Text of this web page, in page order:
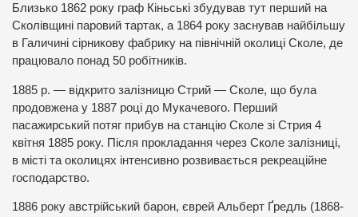
Близько 1862 року граф Кіньські збудував тут перший на
Сколівщині паровий тартак, а 1864 року заснував найбільшу
в Галичині сірникову фабрику на північній околиці Сколе, де
працювало понад 50 робітників.
1885 р. — відкрито залізницю Стрий — Сколе, що була
продовжена у 1887 році до Мукачевого. Перший
пасажирський потяг прибув на станцію Сколе зі Стрия 4
квітня 1885 року. Після прокладання через Сколе залізниці,
в місті та околицях інтенсивно розвивається рекреаційне
господарство.
1886 року австрійський барон, єврей Альберт Ґредль (1868-